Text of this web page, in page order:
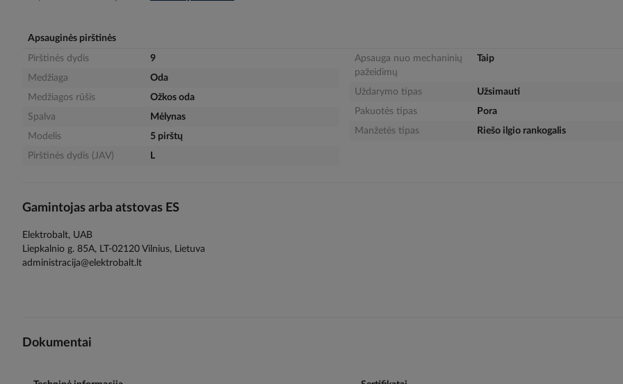
Apsauginės pirštinės
Pirštinės dydis
9
Medžiaga
Oda
Medžiagos rūšis
Ožkos oda
Spalva
Mėlynas
Modelis
5 pirštų
Pirštinės dydis (JAV)
L
Apsauga nuo mechaninių
pažeidimų
Taip
Uždarymo tipas
Užsimauti
Pakuotės tipas
Pora
Manžetės tipas
Riešo ilgio rankogalis
Gamintojas arba atstovas ES
Elektrobalt, UAB
Liepkalnio g. 85A, LT-02120 Vilnius, Lietuva
administracija@elektrobalt.lt
Dokumentai